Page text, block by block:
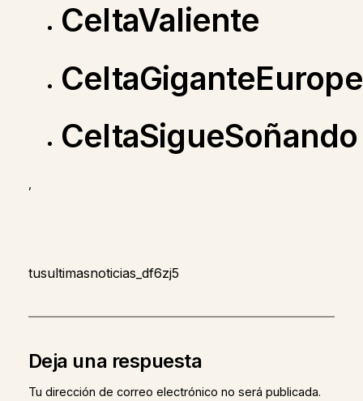
CeltaValiente
CeltaSigueSoñando
,
tusultimasnoticias_df6zj5
Deja una respuesta
Tu dirección de correo electrónico no será publicada.